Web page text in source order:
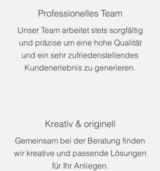
Professionelles Team
Unser Team arbeitet stets sorgfältig
und präzise um eine hohe Qualität
und ein sehr zufriedenstellendes
Kundenerlebnis zu generieren.
Kreativ & originell
Gemeinsam bei der Beratung finden
wir kreative und passende Lösungen
für Ihr Anliegen.